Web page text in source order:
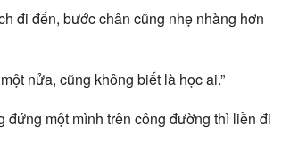
đi đến, bước chân cũng nhẹ nhàng hơn
nửa, cũng không biết là học ai.”
đứng một mình trên công đường thì liền đi